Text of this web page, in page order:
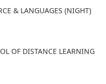
& LANGUAGES (NIGHT)
OF DISTANCE LEARNING